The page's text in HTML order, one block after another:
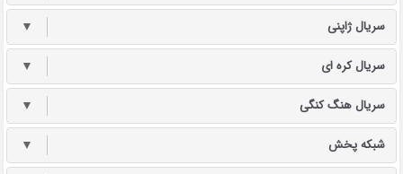
سریال ژاپنی ▼
سریال کره ای ▼
سریال هنگ کنگی ▼
شبکه پخش ▼